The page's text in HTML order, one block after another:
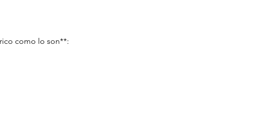
como lo son**: